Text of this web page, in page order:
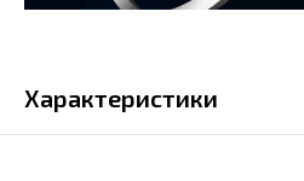
Характеристики